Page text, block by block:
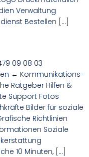
Verwaltung
Bestellen […]
09 08 03
← Kommunikations-
Ratgeber Hilfen &
Support Fotos
Bilder für soziale
Richtlinien
Soziale
10 Minuten, […]